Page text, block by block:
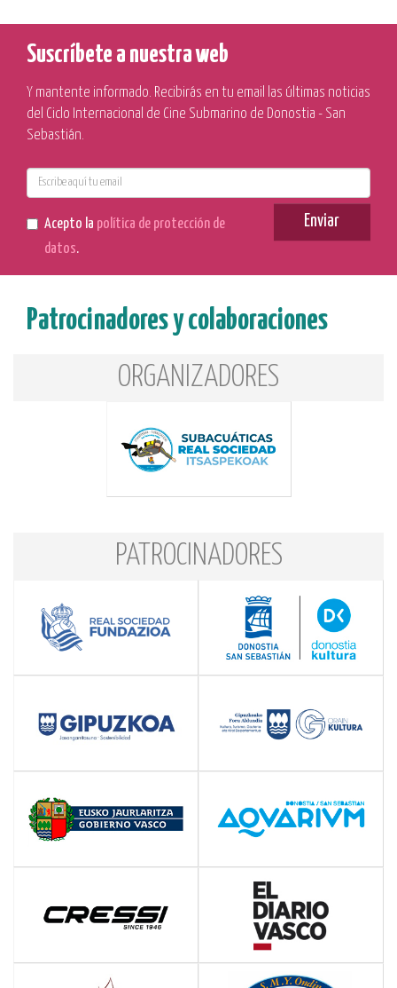
Suscríbete a nuestra web
Y mantente informado. Recibirás en tu email las últimas noticias
del Ciclo Internacional de Cine Submarino de Donostia - San
Sebastián.
Acepto la política de protección de
datos.
Enviar
Patrocinadores y colaboraciones
ORGANIZADORES
PATROCINADORES